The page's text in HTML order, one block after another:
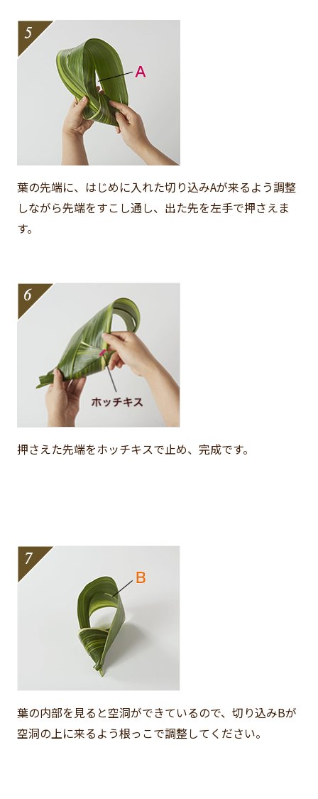
葉の先端に、はじめに入れた切り込みAが来るよう調整
しながら先端をすこし通し、出た先を左手で押さえま
す。
押さえた先端をホッチキスで止め、完成です。
葉の内部を見ると空洞ができているので、切り込みBが
空洞の上に来るよう根っこで調整してください。